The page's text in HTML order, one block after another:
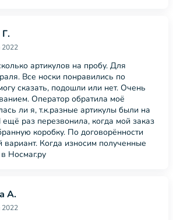
2022
артикулов на пробу. Для
Все носки понравились по
сказать, подошли или нет. Очень
Оператор обратила моё
ли я, т.к.разные артикулы были на
раз перезвонила, когда мой заказ
коробку. По договорённости
Когда износим полученные
Носмаг.ру
А.
2022